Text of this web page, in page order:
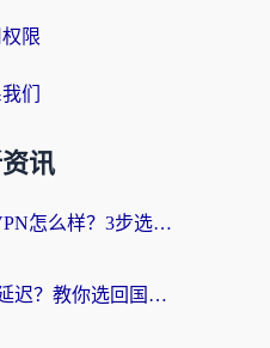
限
们
讯
海外党必看：Astrill VPN怎么样？3步选对回国加速器实现无缝刷剧玩游戏
海外追剧卡顿、游戏延迟？教你选回国加速器，附免费加速器试用一小时福利